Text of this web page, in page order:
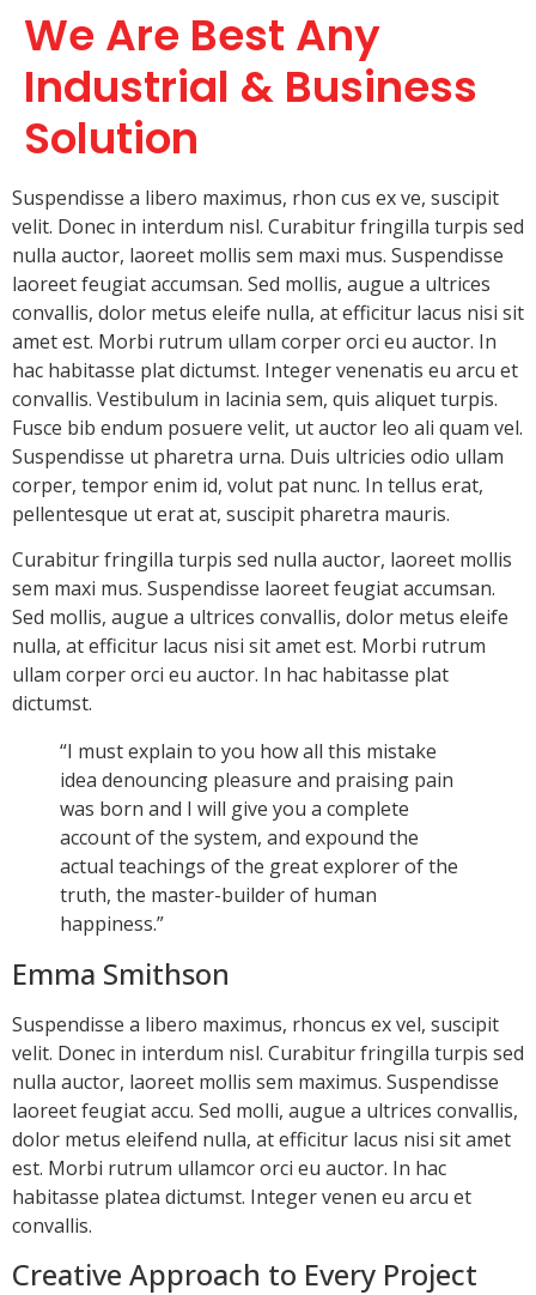
We Are Best Any
Industrial & Business
Solution
Suspendisse a libero maximus, rhon cus ex ve, suscipit
velit. Donec in interdum nisl. Curabitur fringilla turpis sed
nulla auctor, laoreet mollis sem maxi mus. Suspendisse
laoreet feugiat accumsan. Sed mollis, augue a ultrices
convallis, dolor metus eleife nulla, at efficitur lacus nisi sit
amet est. Morbi rutrum ullam corper orci eu auctor. In
hac habitasse plat dictumst. Integer venenatis eu arcu et
convallis. Vestibulum in lacinia sem, quis aliquet turpis.
Fusce bib endum posuere velit, ut auctor leo ali quam vel.
Suspendisse ut pharetra urna. Duis ultricies odio ullam
corper, tempor enim id, volut pat nunc. In tellus erat,
pellentesque ut erat at, suscipit pharetra mauris.
Curabitur fringilla turpis sed nulla auctor, laoreet mollis
sem maxi mus. Suspendisse laoreet feugiat accumsan.
Sed mollis, augue a ultrices convallis, dolor metus eleife
nulla, at efficitur lacus nisi sit amet est. Morbi rutrum
ullam corper orci eu auctor. In hac habitasse plat
dictumst.
“I must explain to you how all this mistake
idea denouncing pleasure and praising pain
was born and I will give you a complete
account of the system, and expound the
actual teachings of the great explorer of the
truth, the master-builder of human
happiness.”
Emma Smithson
Suspendisse a libero maximus, rhoncus ex vel, suscipit
velit. Donec in interdum nisl. Curabitur fringilla turpis sed
nulla auctor, laoreet mollis sem maximus. Suspendisse
laoreet feugiat accu. Sed molli, augue a ultrices convallis,
dolor metus eleifend nulla, at efficitur lacus nisi sit amet
est. Morbi rutrum ullamcor orci eu auctor. In hac
habitasse platea dictumst. Integer venen eu arcu et
convallis.
Creative Approach to Every Project